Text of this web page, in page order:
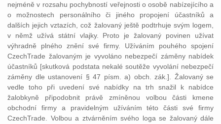
nejméně v rozsahu pochybností veřejnosti o osobě nabízejícího a
o možnostech personálního či jiného propojení účastníků a
dalších jejich vztazích, což žalovaný ještě podtrhuje svým logem,
v němž užívá státní vlajky. Proto je žalovaný povinen užívat
výhradně plného znění své firmy. Užíváním pouhého spojení
CzechTrade žalovaným je vyvoláno nebezpečí záměny nabídek
účastníků [skutková podstata nekalé soutěže vyvolání nebezpečí
záměny dle ustanovení § 47 písm. a) obch. zák.]. Žalovaný se
vedle toho při uvedení své nabídky na trh snažil k nabídce
žalobkyně připodobnit právě zmíněnou volbou části kmene
obchodní firmy a pravidelným užíváním této části své firmy
CzechTrade. Volbou a ztvárněním svého loga se žalovaný dále